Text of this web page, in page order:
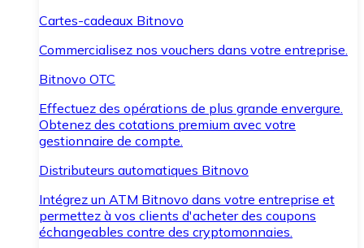
Cartes-cadeaux Bitnovo
Commercialisez nos vouchers dans votre entreprise.
Bitnovo OTC
Effectuez des opérations de plus grande envergure.
Obtenez des cotations premium avec votre
gestionnaire de compte.
Distributeurs automatiques Bitnovo
Intégrez un ATM Bitnovo dans votre entreprise et
permettez à vos clients d'acheter des coupons
échangeables contre des cryptomonnaies.